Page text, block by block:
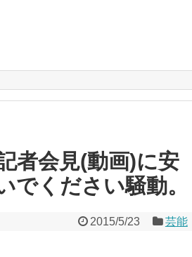
者会見(動画)に安
ください騒動。
2015/5/23 芸能